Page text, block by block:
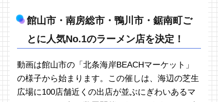
館山市・南房総市・鴨川市・鋸南町ご
とに人気No.1のラーメン店を決定！
動画は館山市の「北条海岸BEACHマーケット」
の様子から始まります。この催しは、海辺の芝生
広場に100店舗近くの出店が並ぶにぎわいあるマ